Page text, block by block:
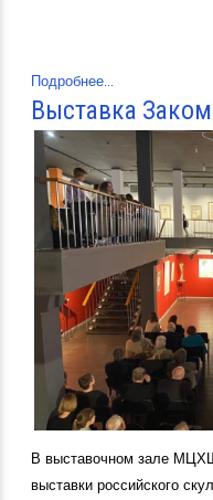
Подробнее...
Выставка
В выставочном зале
выставки российского